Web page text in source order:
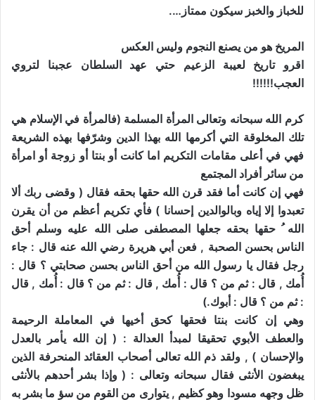
للخباز والخبز سيكون ممتاز….
المريخ هو من يصنع النجوم وليس العكس
اقرو تاريخ لعيبة الزعيم حتي عهد السلطان عجبنا لتروي
العجب!!!!!!
كرم الله سبحانه وتعالى المرأة المسلمة (فالمرأة في الإسلام هي
تلك المخلوقة التي أكرمها الله بهذا الدين وشرّفها بهذه الشريعة
فهي في أعلى مقامات التكريم اما كانت أو بنتا أو زوجة أو امرأة
من سائر أفراد المجتمع
فهي إن كانت أما فقد قرن الله حقها بحقه فقال ( وقضى ربك ألا
تعبدوا إلا إياه وبالوالدين إحسانا ) فأي تكريم أعظم من أن يقرن
الله ُ حقها بحقه جعلها المصطفى صلى الله عليه وسلم أحق
الناس بحسن الصحبة , فعن أبي هريرة رضي الله عنه قال : جاء
رجل فقال يا رسول الله من أحق الناس بحسن صحابتي ؟ قال :
أُمك , قال : ثم من ؟ قال : أُمك , قال : ثم من ؟ قال : أُمك , قال
: ثم من ؟ قال : أبوك.)
وهي إن كانت بنتا فحقها كحق أخيها في المعاملة الرحيمة
والعطف الأبوي تحقيقا لمبدأ العدالة : ( إن الله يأمر بالعدل
والإحسان ) , ولقد ذم الله تعالى أصحاب العقائد المنحرفة الذين
يبغضون الأنثى فقال سبحانه وتعالى : ( وإذا بشر أحدهم بالأنثى
ظل وجهه مسودا وهو كظيم , يتوارى من القوم من سؤ ما بشر به